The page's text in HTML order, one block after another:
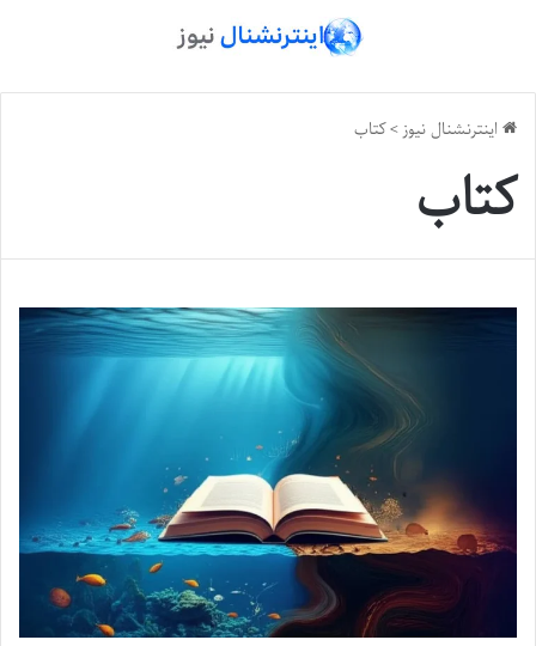
اینترنشنال نیوز>کتاب
کتاب